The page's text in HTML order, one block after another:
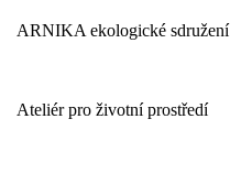
ARNIKA ekologické sdružení
Ateliér pro životní prostředí